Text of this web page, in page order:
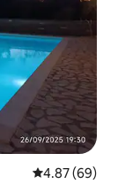
レビュー69
4.87 (69)